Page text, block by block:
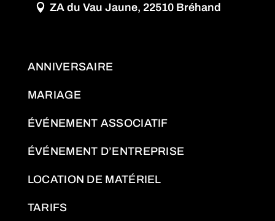
ZA du Vau Jaune, 22510 Bréhand
ANNIVERSAIRE
MARIAGE
ÉVÉNEMENT ASSOCIATIF
ÉVÉNEMENT D’ENTREPRISE
LOCATION DE MATÉRIEL
TARIFS